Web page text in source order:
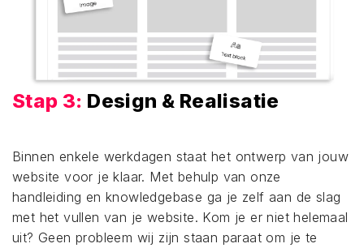
Stap 3: Design & Realisatie
Binnen enkele werkdagen staat het ontwerp van jouw
website voor je klaar. Met behulp van onze
handleiding en knowledgebase ga je zelf aan de slag
met het vullen van je website. Kom je er niet helemaal
uit? Geen probleem wij zijn staan paraat om je te